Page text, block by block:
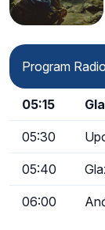
Program
05:15
05:30
05:40
06:00